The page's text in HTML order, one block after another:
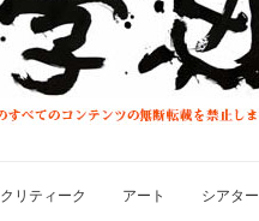
クリティーク アート シアター